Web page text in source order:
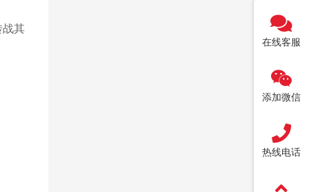
战其
在线客服
添加微信
热线电话